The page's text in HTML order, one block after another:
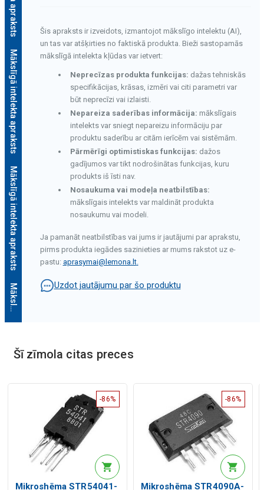
Mākslīgā intelekta apraksts
Mākslīgā intelekta apraksts
M
ā
k
s
l
ī
g
ā
i
n
t
e
l
e
k
t
a
a
p
r
a
k
s
t
s
Mākslīgā intelekta apraksts
Šis apraksts ir izveidots, izmantojot mākslīgo intelektu (AI),
un tas var atšķirties no faktiskā produkta. Bieži sastopamās
mākslīgā intelekta kļūdas var ietvert:
Neprecīzas produkta funkcijas: dažas tehniskās
specifikācijas, krāsas, izmēri vai citi parametri var
būt neprecīzi vai izlaisti.
Nepareiza saderības informācija: mākslīgais
intelekts var sniegt nepareizu informāciju par
produktu saderību ar citām ierīcēm vai sistēmām.
Pārmērīgi optimistiskas funkcijas: dažos
gadījumos var tikt nodrošinātas funkcijas, kuru
produkts iš īsti nav.
Nosaukuma vai modeļa neatbilstības:
mākslīgais intelekts var maldināt produkta
nosaukumu vai modeli.
Ja pamanāt neatbilstības vai jums ir jautājumi par aprakstu,
pirms produkta iegādes sazinieties ar mums rakstot uz e-
pastu: aprasymai@lemona.lt.
Uzdot jautājumu par šo produktu
Šī zīmola citas preces
-86%
Mikroshēma STR54041-
-86%
Mikroshēma STR4090A-